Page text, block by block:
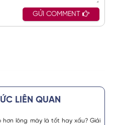
GỬI COMMENT
LIÊN QUAN
hơn lông mày là tốt hay xấu? Giải